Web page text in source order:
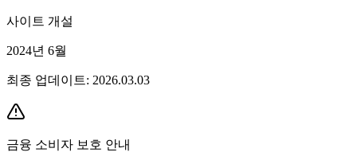
사이트 개설
2024년 6월
최종 업데이트: 2026.03.03
금융 소비자 보호 안내